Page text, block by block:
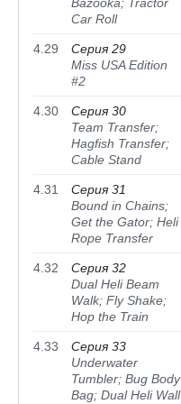
Bazooka; Tractor
Car Roll
4.29
Серия 29
Miss USA Edition
#2
4.30
Серия 30
Team Transfer;
Hagfish Transfer;
Cable Stand
4.31
Серия 31
Bound in Chains;
Get the Gator; Heli
Rope Transfer
4.32
Серия 32
Dual Heli Beam
Walk; Fly Shake;
Hop the Train
4.33
Серия 33
Underwater
Tumbler; Bug Body
Bag; Dual Heli Wall